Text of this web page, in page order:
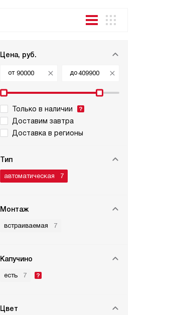
Цена, руб.
от до
Только в наличии
Доставим завтра
Доставка в регионы
Тип
автоматическая 7
Монтаж
встраиваемая 7
Капучино
есть 7
Цвет